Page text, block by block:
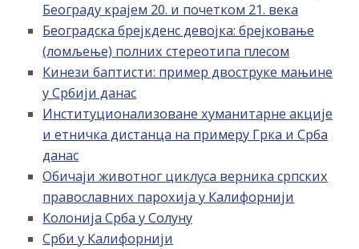
Београду крајем 20. и почетком 21. века
Београдска брејкденс девојка: брејковање
(ломљење) полних стереотипа плесом
Кинези баптисти: пример двоструке мањине
у Србији данас
Институционализоване хуманитарне акције
и етничка дистанца на примеру Грка и Срба
данас
Обичаји животног циклуса верника српских
православних парохија у Калифорнији
Колонија Срба у Солуну
Срби у Калифорнији